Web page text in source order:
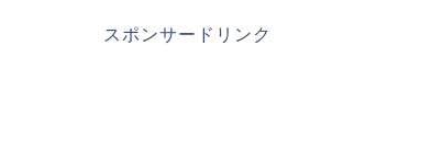
スポンサードリンク